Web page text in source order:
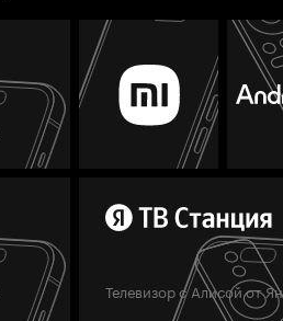
Телевизор с Алисой от